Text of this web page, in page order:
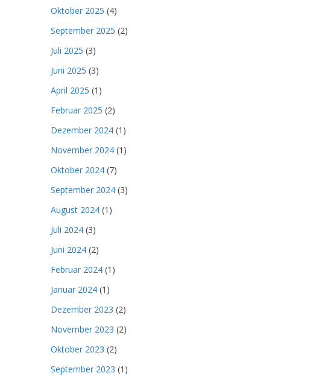
Oktober 2025 (4)
September 2025 (2)
Juli 2025 (3)
Juni 2025 (3)
April 2025 (1)
Februar 2025 (2)
Dezember 2024 (1)
November 2024 (1)
Oktober 2024 (7)
September 2024 (3)
August 2024 (1)
Juli 2024 (3)
Juni 2024 (2)
Februar 2024 (1)
Januar 2024 (1)
Dezember 2023 (2)
November 2023 (2)
Oktober 2023 (2)
September 2023 (1)